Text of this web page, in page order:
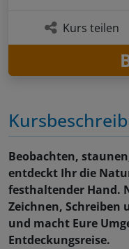
Beobachten,
entdeckt Ihr die
festhaltender Hand.
Zeichnen, Schreiben
und macht Eure
Entdeckungsreise.
Kurs teilen